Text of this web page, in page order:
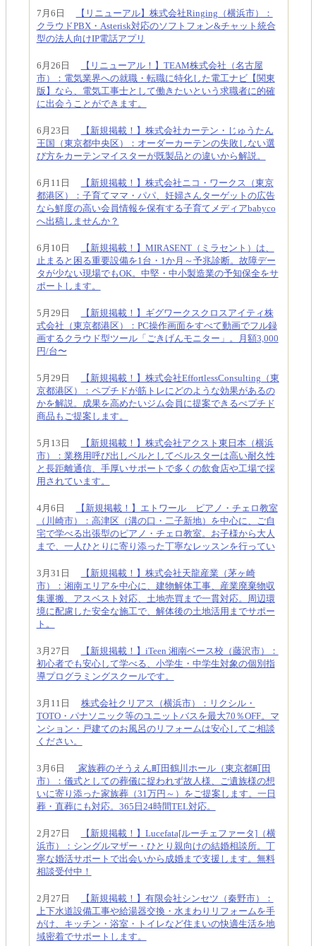
7月6日
【リニューアル】株式会社Ringing（横浜市）：
クラウドPBX・Asterisk対応のソフトフォン&チャット統合
型の法人向けIP電話アプリ
6月26日
【リニューアル！】TEAM株式会社（名古屋
市）：電気業界への就職・転職に特化した電工ナビ【関東
版】なら、電気工事士として働きたいという求職者に的確
に出会うことができます。
6月23日
【新規掲載！】株式会社カーテン・じゅうたん
王国（東京都中央区）：オーダーカーテンの失敗しない選
び方をカーテンマイスターが既製品との違いから解説。
6月11日
【新規掲載！】株式会社ニコ・ワークス（東京
都港区）：子育てママ・パパ、妊婦さんターゲットの広告
なら鮮度の高い会員情報を保有する子育てメディアbabyco
へ出稿しませんか？
6月10日
【新規掲載！】MIRASENT（ミラセント）は、
止まると困る重要設備を1台・1か月～予兆診断。故障デー
タが少ない現場でもOK。中堅・中小製造業の予知保全をサ
ポートします。
5月29日
【新規掲載！】ギグワークスクロスアイティ株
式会社（東京都港区）：PC操作画面をすべて動画でフル録
画するクラウド型ツール「ごきげんモニター」。月額3,000
円/台〜
5月29日
【新規掲載！】株式会社EffortlessConsulting（東
京都港区）：ペプチドが筋トレにどのような効果があるの
かを解説。成果を高めたいジム会員に提案できるぺプチド
商品もご提案します。
5月13日
【新規掲載！】株式会社アクスト東日本（横浜
市）：業務用呼び出しベルとしてベルスターは高い耐久性
と長距離通信、手厚いサポートで多くの飲食店や工場で採
用されています。
4月6日
【新規掲載！】エトワール ピアノ・チェロ教室
（川崎市）：高津区（溝の口・二子新地）を中心に、ご自
宅で学べる出張型のピアノ・チェロ教室。お子様から大人
まで、一人ひとりに寄り添った丁寧なレッスンを行ってい
3月31日
【新規掲載！】株式会社天龍産業（茅ヶ崎
市）：湘南エリアを中心に、建物解体工事、産業廃棄物収
集運搬、アスベスト対応、土地売買まで一貫対応。周辺環
境に配慮した安全な施工で、解体後の土地活用までサポー
ト。
3月27日
【新規掲載！】iTeen 湘南ベース校（藤沢市）：
初心者でも安心して学べる、小学生・中学生対象の個別指
導プログラミングスクールです。
3月11日 株式会社クリアス（横浜市）：リクシル・
TOTO・パナソニック等のユニットバスを最大70％OFF。マ
ンション・戸建てのお風呂のリフォームは安心してご相談
ください。
3月6日
家族葬のそうえん町田鶴川ホール（東京都町田
市）：儀式としての葬儀に捉われず故人様、ご遺族様の想
いに寄り添った家族葬（31万円～）をご提案します。一日
葬・直葬にも対応。365日24時間TEL対応。
2月27日
【新規掲載！】Lucefata[ルーチェファータ]（横
浜市）：シングルマザー・ひとり親向けの結婚相談所。丁
寧な婚活サポートで出会いから成婚まで支援します。無料
相談受付中！
2月27日
【新規掲載！】有限会社シンセツ（秦野市）：
上下水道設備工事や給湯器交換・水まわりリフォームを手
がけ、キッチン・浴室・トイレなど住まいの快適生活を地
域密着でサポートします。